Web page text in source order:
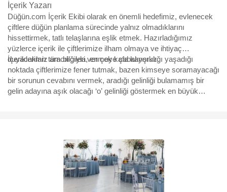
İçerik Yazarı
Düğün.com İçerik Ekibi olarak en önemli hedefimiz, evlenecek
çiftlere düğün planlama sürecinde yalnız olmadıklarını
hissettirmek, tatlı telaşlarına eşlik etmek. Hazırladığımız
yüzlerce içerik ile çiftlerimize ilham olmaya ve ihtiyaç
duyacakları tüm bilgileri vermeye çabalıyoruz.
İçeriklerimiz aracılığıyla, en çok kafa karışıklığı yaşadığı
noktada çiftlerimize fener tutmak, bazen kimseye soramayacağı
bir sorunun cevabını vermek, aradığı gelinliği bulamamış bir
gelin adayına aşık olacağı ‘o’ gelinliği göstermek en büyük